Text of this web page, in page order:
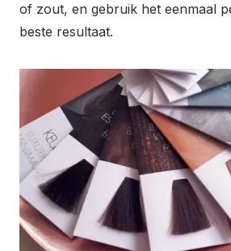
of zout, en gebruik het eenmaal
beste resultaat.